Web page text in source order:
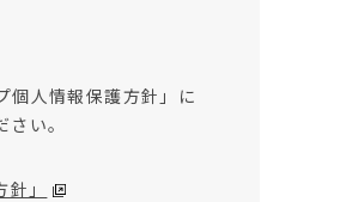
個人情報保護方針」に
い。
」